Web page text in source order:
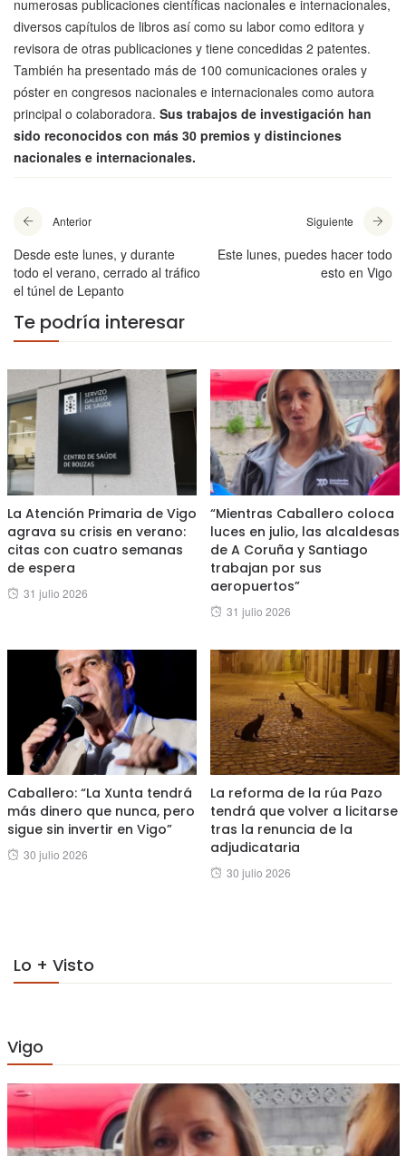
numerosas publicaciones científicas nacionales e internacionales,
diversos capítulos de libros así como su labor como editora y
revisora de otras publicaciones y tiene concedidas 2 patentes.
También ha presentado más de 100 comunicaciones orales y
póster en congresos nacionales e internacionales como autora
principal o colaboradora. Sus trabajos de investigación han
sido reconocidos con más 30 premios y distinciones
nacionales e internacionales.
Anterior
Desde este lunes, y durante
todo el verano, cerrado al tráfico
el túnel de Lepanto
Siguiente
Este lunes, puedes hacer todo
esto en Vigo
Te podría interesar
La Atención Primaria de Vigo
agrava su crisis en verano:
citas con cuatro semanas
de espera
Posted
31 julio 2026
“Mientras Caballero coloca
luces en julio, las alcaldesas
de A Coruña y Santiago
trabajan por sus
aeropuertos”
Posted
31 julio 2026
Caballero: “La Xunta tendrá
más dinero que nunca, pero
sigue sin invertir en Vigo”
Posted
30 julio 2026
La reforma de la rúa Pazo
tendrá que volver a licitarse
tras la renuncia de la
adjudicataria
Posted
30 julio 2026
Lo + Visto
Vigo